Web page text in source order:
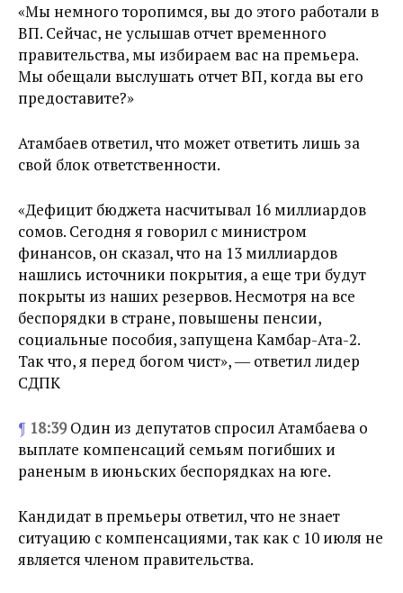
«Мы немного торопимся, вы до этого работали в
ВП. Сейчас, не услышав отчет временного
правительства, мы избираем вас на премьера.
Мы обещали выслушать отчет ВП, когда вы его
предоставите?»
Атамбаев ответил, что может ответить лишь за
свой блок ответственности.
«Дефицит бюджета насчитывал 16 миллиардов
сомов. Сегодня я говорил с министром
финансов, он сказал, что на 13 миллиардов
нашлись источники покрытия, а еще три будут
покрыты из наших резервов. Несмотря на все
беспорядки в стране, повышены пенсии,
социальные пособия, запущена Камбар-Ата-2.
Так что, я перед богом чист», ― ответил лидер
СДПК
¶ 18:39Один из депутатов спросил Атамбаева о
выплате компенсаций семьям погибших и
раненым в июньских беспорядках на юге.
Кандидат в премьеры ответил, что не знает
ситуацию с компенсациями, так как с 10 июля не
является членом правительства.